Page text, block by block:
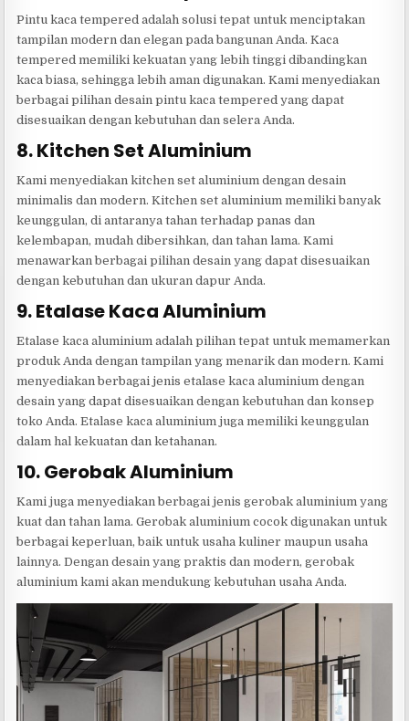
Pintu kaca tempered adalah solusi tepat untuk menciptakan
tampilan modern dan elegan pada bangunan Anda. Kaca
tempered memiliki kekuatan yang lebih tinggi dibandingkan
kaca biasa, sehingga lebih aman digunakan. Kami menyediakan
berbagai pilihan desain pintu kaca tempered yang dapat
disesuaikan dengan kebutuhan dan selera Anda.
8. Kitchen Set Aluminium
Kami menyediakan kitchen set aluminium dengan desain
minimalis dan modern. Kitchen set aluminium memiliki banyak
keunggulan, di antaranya tahan terhadap panas dan
kelembapan, mudah dibersihkan, dan tahan lama. Kami
menawarkan berbagai pilihan desain yang dapat disesuaikan
dengan kebutuhan dan ukuran dapur Anda.
9. Etalase Kaca Aluminium
Etalase kaca aluminium adalah pilihan tepat untuk memamerkan
produk Anda dengan tampilan yang menarik dan modern. Kami
menyediakan berbagai jenis etalase kaca aluminium dengan
desain yang dapat disesuaikan dengan kebutuhan dan konsep
toko Anda. Etalase kaca aluminium juga memiliki keunggulan
dalam hal kekuatan dan ketahanan.
10. Gerobak Aluminium
Kami juga menyediakan berbagai jenis gerobak aluminium yang
kuat dan tahan lama. Gerobak aluminium cocok digunakan untuk
berbagai keperluan, baik untuk usaha kuliner maupun usaha
lainnya. Dengan desain yang praktis dan modern, gerobak
aluminium kami akan mendukung kebutuhan usaha Anda.